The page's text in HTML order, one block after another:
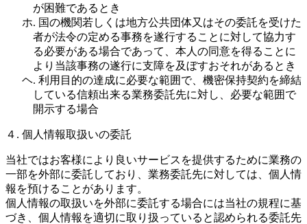
が困難であるとき
ホ. 国の機関若しくは地方公共団体又はその委託を受けた
者が法令の定める事務を遂行することに対して協力す
る必要がある場合であって、本人の同意を得ることに
より当該事務の遂行に支障を及ぼすおそれがあるとき
ヘ. 利用目的の達成に必要な範囲で、機密保持契約を締結
している信頼出来る業務委託先に対し、必要な範囲で
開示する場合
４. 個人情報取扱いの委託
当社ではお客様により良いサービスを提供するために業務の
一部を外部に委託しており、業務委託先に対しては、個人情
報を預けることがあります。
個人情報の取扱いを外部に委託する場合には当社の規程に基
づき、個人情報を適切に取り扱っていると認められる委託先